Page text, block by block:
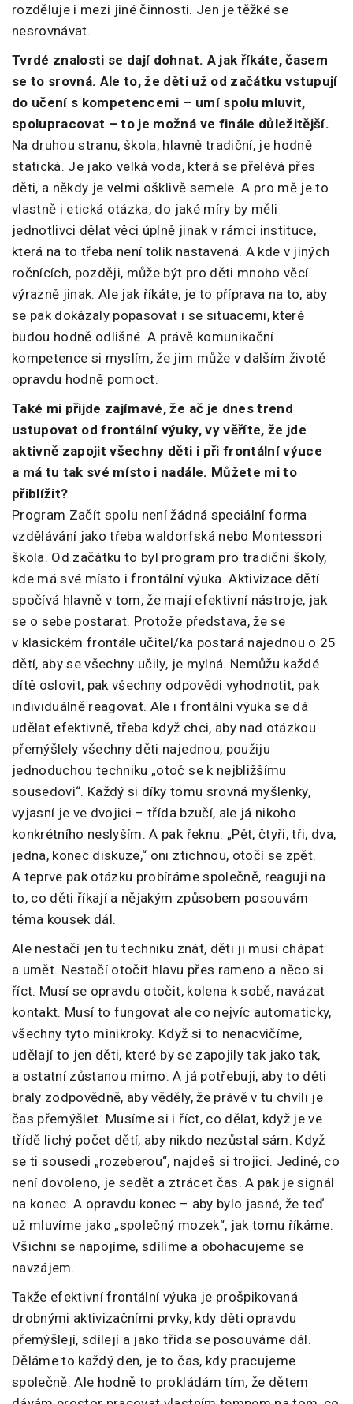
rozděluje i mezi jiné činnosti. Jen je těžké se
nesrovnávat.
Tvrdé znalosti se dají dohnat. A jak říkáte, časem
se to srovná. Ale to, že děti už od začátku vstupují
do učení s kompetencemi – umí spolu mluvit,
spolupracovat – to je možná ve finále důležitější.
Na druhou stranu, škola, hlavně tradiční, je hodně
statická. Je jako velká voda, která se přelévá přes
děti, a někdy je velmi ošklivě semele. A pro mě je to
vlastně i etická otázka, do jaké míry by měli
jednotlivci dělat věci úplně jinak v rámci instituce,
která na to třeba není tolik nastavená. A kde v jiných
ročnících, později, může být pro děti mnoho věcí
výrazně jinak. Ale jak říkáte, je to příprava na to, aby
se pak dokázaly popasovat i se situacemi, které
budou hodně odlišné. A právě komunikační
kompetence si myslím, že jim může v dalším životě
opravdu hodně pomoct.
Také mi přijde zajímavé, že ač je dnes trend
ustupovat od frontální výuky, vy věříte, že jde
aktivně zapojit všechny děti i při frontální výuce
a má tu tak své místo i nadále. Můžete mi to
přiblížit?
Program Začít spolu není žádná speciální forma
vzdělávání jako třeba waldorfská nebo Montessori
škola. Od začátku to byl program pro tradiční školy,
kde má své místo i frontální výuka. Aktivizace dětí
spočívá hlavně v tom, že mají efektivní nástroje, jak
se o sebe postarat. Protože představa, že se
v klasickém frontále učitel/ka postará najednou o 25
dětí, aby se všechny učily, je mylná. Nemůžu každé
dítě oslovit, pak všechny odpovědi vyhodnotit, pak
individuálně reagovat. Ale i frontální výuka se dá
udělat efektivně, třeba když chci, aby nad otázkou
přemýšlely všechny děti najednou, použiju
jednoduchou techniku „otoč se k nejbližšímu
sousedovi“. Každý si díky tomu srovná myšlenky,
vyjasní je ve dvojici – třída bzučí, ale já nikoho
konkrétního neslyším. A pak řeknu: „Pět, čtyři, tři, dva,
jedna, konec diskuze,“ oni ztichnou, otočí se zpět.
A teprve pak otázku probíráme společně, reaguji na
to, co děti říkají a nějakým způsobem posouvám
téma kousek dál.
Ale nestačí jen tu techniku znát, děti ji musí chápat
a umět. Nestačí otočit hlavu přes rameno a něco si
říct. Musí se opravdu otočit, kolena k sobě, navázat
kontakt. Musí to fungovat ale co nejvíc automaticky,
všechny tyto minikroky. Když si to nenacvičíme,
udělají to jen děti, které by se zapojily tak jako tak,
a ostatní zůstanou mimo. A já potřebuji, aby to děti
braly zodpovědně, aby věděly, že právě v tu chvíli je
čas přemýšlet. Musíme si i říct, co dělat, když je ve
třídě lichý počet dětí, aby nikdo nezůstal sám. Když
se ti sousedi „rozeberou“, najdeš si trojici. Jediné, co
není dovoleno, je sedět a ztrácet čas. A pak je signál
na konec. A opravdu konec – aby bylo jasné, že teď
už mluvíme jako „společný mozek“, jak tomu říkáme.
Všichni se napojíme, sdílíme a obohacujeme se
navzájem.
Takže efektivní frontální výuka je prošpikovaná
drobnými aktivizačními prvky, kdy děti opravdu
přemýšlejí, sdílejí a jako třída se posouváme dál.
Děláme to každý den, je to čas, kdy pracujeme
společně. Ale hodně to prokládám tím, že dětem